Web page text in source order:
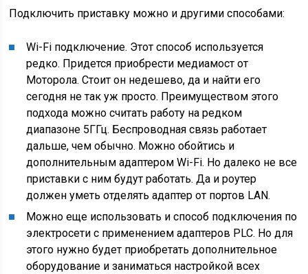
Подключить приставку можно и другими способами:
Wi-Fi подключение. Этот способ используется
редко. Придется приобрести медиамост от
Моторола. Стоит он недешево, да и найти его
сегодня не так уж просто. Преимуществом этого
подхода можно считать работу на редком
диапазоне 5ГГц. Беспроводная связь работает
дальше, чем обычно. Можно обойтись и
дополнительным адаптером Wi-Fi. Но далеко не все
приставки с ним будут работать. Да и роутер
должен уметь отделять адаптер от портов LAN.
Можно еще использовать и способ подключения по
электросети с применением адаптеров PLC. Но для
этого нужно будет приобретать дополнительное
оборудование и заниматься настройкой всех